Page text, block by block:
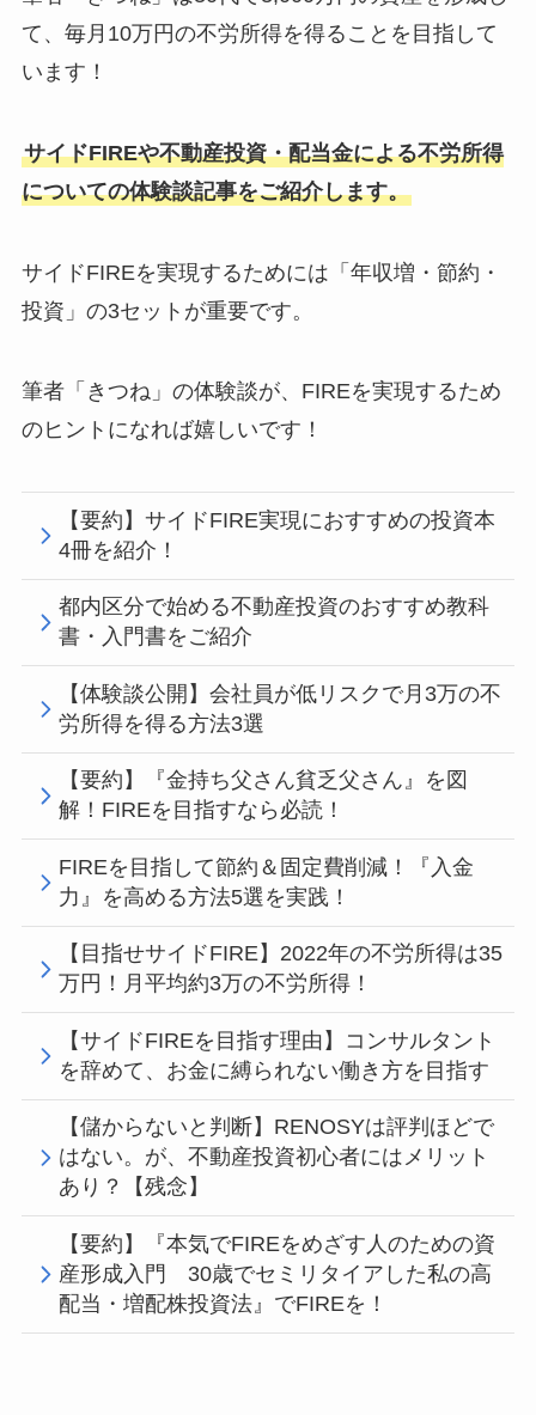
て、毎月10万円の不労所得を得ることを目指して
います！
サイドFIREや不動産投資・配当金による不労所得
についての体験談記事をご紹介します。
サイドFIREを実現するためには「年収増・節約・
投資」の3セットが重要です。
筆者「きつね」の体験談が、FIREを実現するため
のヒントになれば嬉しいです！
【要約】サイドFIRE実現におすすめの投資本
4冊を紹介！
都内区分で始める不動産投資のおすすめ教科
書・入門書をご紹介
【体験談公開】会社員が低リスクで月3万の不
労所得を得る方法3選
【要約】『金持ち父さん貧乏父さん』を図
解！FIREを目指すなら必読！
FIREを目指して節約＆固定費削減！『入金
力』を高める方法5選を実践！
【目指せサイドFIRE】2022年の不労所得は35
万円！月平均約3万の不労所得！
【サイドFIREを目指す理由】コンサルタント
を辞めて、お金に縛られない働き方を目指す
【儲からないと判断】RENOSYは評判ほどで
はない。が、不動産投資初心者にはメリット
あり？【残念】
【要約】『本気でFIREをめざす人のための資
産形成入門 30歳でセミリタイアした私の高
配当・増配株投資法』でFIREを！